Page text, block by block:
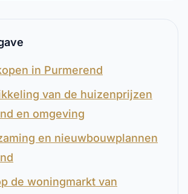
in Purmerend
van de huizenprijzen
en omgeving
en nieuwbouwplannen
de woningmarkt van